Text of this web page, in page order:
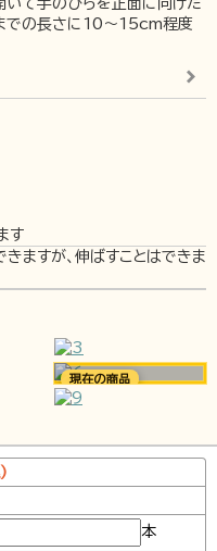
での長さに10～15cm程度
す
ますが、伸ばすことはできま
本